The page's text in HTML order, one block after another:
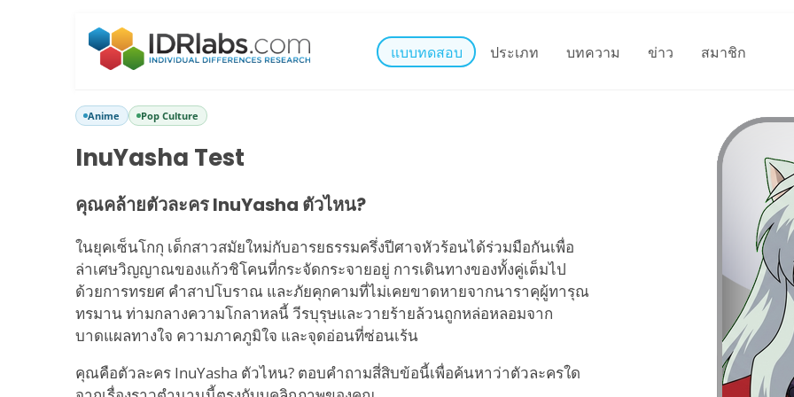
แบบทดสอบ ประเภท บทความ ข่าว สมาชิก
Anime Pop Culture
InuYasha Test
คุณคล้ายตัวละคร InuYasha ตัวไหน?
ในยุคเซ็นโกกุ เด็กสาวสมัยใหม่กับอารยธรรมครึ่งปีศาจหัวร้อนได้ร่วมมือกันเพื่อ
ล่าเศษวิญญาณของแก้วชิโคนที่กระจัดกระจายอยู่ การเดินทางของทั้งคู่เต็มไป
ด้วยการทรยศ คำสาปโบราณ และภัยคุกคามที่ไม่เคยขาดหายจากนาราคุผู้ทารุณ
ทรมาน ท่ามกลางความโกลาหลนี้ วีรบุรุษและวายร้ายล้วนถูกหล่อหลอมจาก
บาดแผลทางใจ ความภาคภูมิใจ และจุดอ่อนที่ซ่อนเร้น
คุณคือตัวละคร InuYasha ตัวไหน? ตอบคำถามสี่สิบข้อนี้เพื่อค้นหาว่าตัวละครใด